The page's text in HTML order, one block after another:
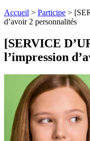
Accueil > Participe >
d’avoir 2 personnalités
[SERVICE
l’impression